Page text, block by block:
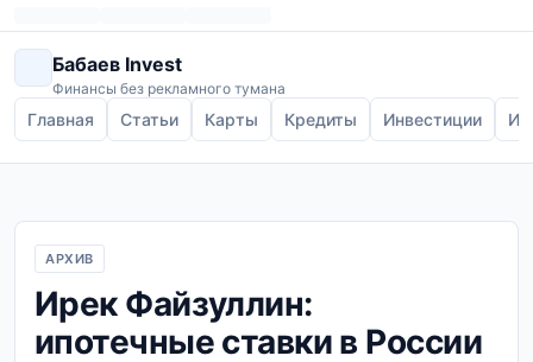
Бабаев Invest
Финансы без рекламного тумана
Главная Статьи Карты Кредиты Инвестиции
АРХИВ
Ирек Файзуллин:
ипотечные ставки в России